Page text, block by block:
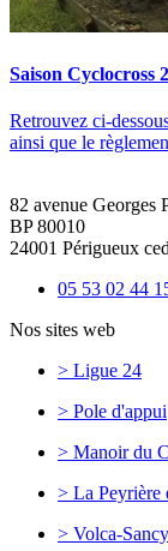
Saison Cyclocross
Retrouvez ci-
ainsi que le
82 avenue Georges
BP 80010
24001 Périgueux
05 53 02 44
Nos sites web
> Ligue 24
> Pole d'appui
> Manoir du
> La Peyrière
> Volca-Sancy